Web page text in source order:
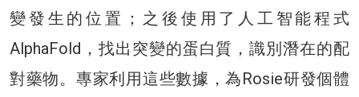
變發生的位置；之後使用了人工智能程式
AlphaFold，找出突變的蛋白質，識別潛在的配
對藥物。專家利用這些數據，為Rosie研發個體